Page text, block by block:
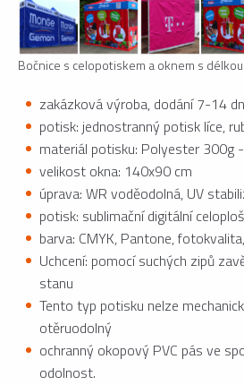
Bočnice s celopotiskem a oknem s
zakázková výroba, dodání 7-14
potisk: jednostranný potisk líce,
materiál potisku: Polyester 300g
velikost okna: 140x90 cm
úprava: WR voděodolná, UV
potisk: sublimační digitální
barva: CMYK, Pantone,
Uchcení: pomocí suchých zipů
stanu
Tento typ potisku nelze
otěruodolný
ochranný okopový PVC pás ve
odolnost.